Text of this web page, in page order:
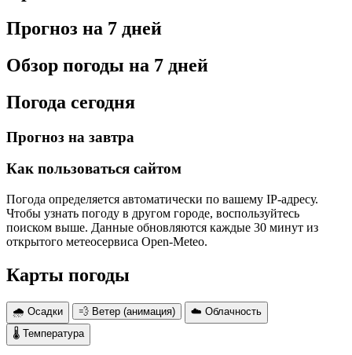
Прогноз на 7 дней
Обзор погоды на 7 дней
Погода сегодня
Прогноз на завтра
Как пользоваться сайтом
Погода определяется автоматически по вашему IP-адресу.
Чтобы узнать погоду в другом городе, воспользуйтесь
поиском выше. Данные обновляются каждые 30 минут из
открытого метеосервиса Open-Meteo.
Карты погоды
🌧 Осадки 💨 Ветер (анимация)
☁️ Облачность
🌡 Температура